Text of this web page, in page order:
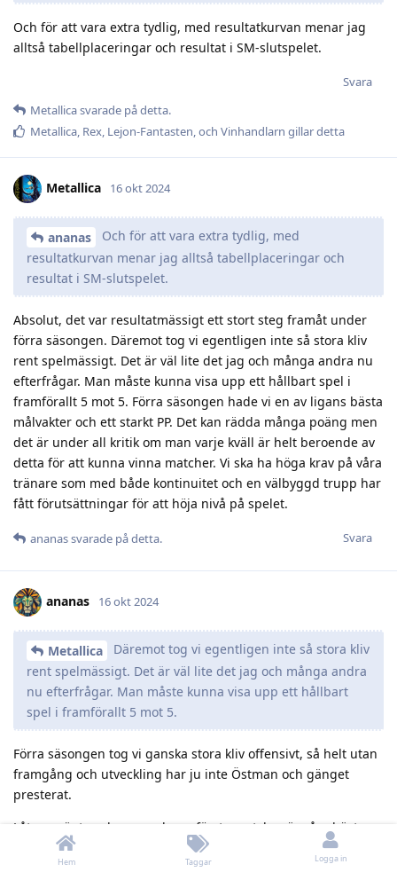
Och för att vara extra tydlig, med resultatkurvan menar jag
alltså tabellplaceringar och resultat i SM-slutspelet.
Svara
Metallicasvarade på detta.
Metallica, Rex, Lejon-Fantasten, och Vinhandlarn gillar detta
Metallica 16 okt 2024
ananas
Och för att vara extra tydlig, med
resultatkurvan menar jag alltså tabellplaceringar och
resultat i SM-slutspelet.
Absolut, det var resultatmässigt ett stort steg framåt under
förra säsongen. Däremot tog vi egentligen inte så stora kliv
rent spelmässigt. Det är väl lite det jag och många andra nu
efterfrågar. Man måste kunna visa upp ett hållbart spel i
framförallt 5 mot 5. Förra säsongen hade vi en av ligans bästa
målvakter och ett starkt PP. Det kan rädda många poäng men
det är under all kritik om man varje kväll är helt beroende av
detta för att kunna vinna matcher. Vi ska ha höga krav på våra
tränare som med både kontinuitet och en välbyggd trupp har
fått förutsättningar för att höja nivå på spelet.
Svara
ananassvarade på detta.
ananas 16 okt 2024
Metallica
Däremot tog vi egentligen inte så stora kliv
rent spelmässigt. Det är väl lite det jag och många andra
nu efterfrågar. Man måste kunna visa upp ett hållbart
spel i framförallt 5 mot 5.
Förra säsongen tog vi ganska stora kliv offensivt, så helt utan
framgång och utveckling har ju inte Östman och gänget
presterat.
Låt oss vänta och se om dessa första matcher är våra bästa
eller sämsta för säsongen. Det enda jag egentligen vänder
mig mot är tanken att det omedelbart och utan risk blir bättre
Hem Taggar Logga in